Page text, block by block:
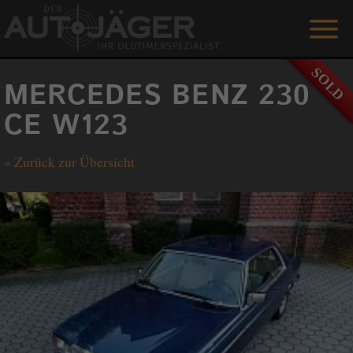
ANGEBOTE
LEISTUNGEN
REFERENZEN
DER AUTOJÄGER
GÄSTEBUCH
KONTAKT
ENGLISH
0 1515 / 466 66 80
MERCEDES BENZ 230
CE W123
« Zurück zur Übersicht